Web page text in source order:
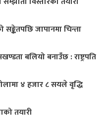
जापानमा चिन्ता
बलियो बनाउँछ : राष्ट्रपति
४ हजार ८ सयले वृद्धि
तयारी